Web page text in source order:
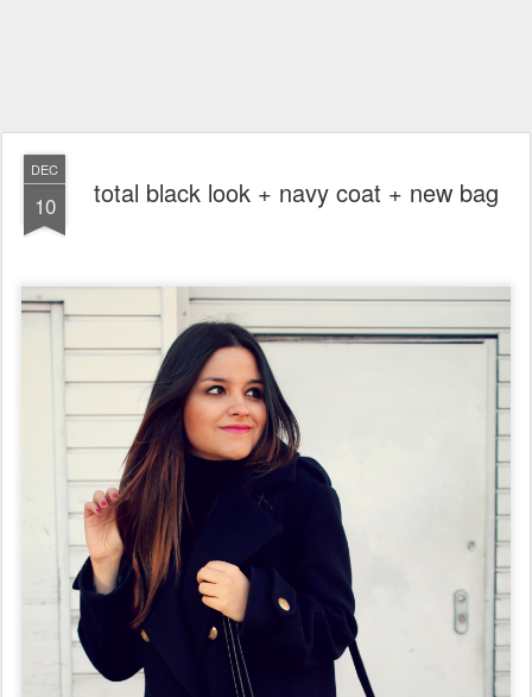
DEC
10 total black look + navy coat + new bag